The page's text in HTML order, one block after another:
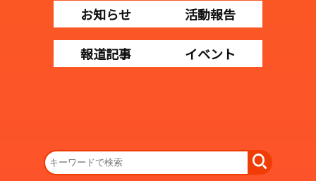
お知らせ 活動報告
報道記事 イベント